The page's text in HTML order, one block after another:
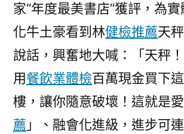
家“年度最美書店”獲評，為
化牛土豪看到林健檢推薦天
說話，興奮地大喊：「天秤
用餐飲業體檢百萬現金買下這
樓，讓你隨意破壞！這就是愛
薦 」、融會化進級，進步可